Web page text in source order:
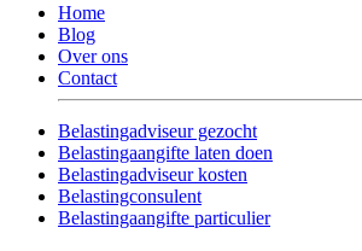
Home
Blog
Over ons
Contact
Belastingadviseur gezocht
Belastingaangifte laten doen
Belastingadviseur kosten
Belastingconsulent
Belastingaangifte particulier